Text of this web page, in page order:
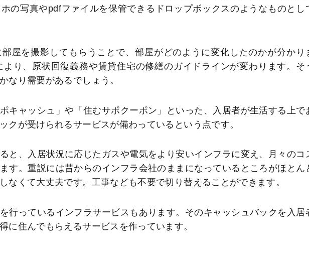
ホの写真やpdfファイルを保管できるドロップボックスのようなものとし
屋を撮影してもらうことで、部屋がどのように変化したのかが分かり
り、原状回復義務や賃貸住宅の修繕のガイドラインが変わります。そ
なり需要があるでしょう。
キャッシュ」や「住むサポクーポン」といった、入居者が生活する上で
クが受けられるサービスが備わっているという点です。
と、入居状況に応じたガスや電気をより安いインフラに変え、月々のコ
す。重説には昔からのインフラ会社のままになっているところがほとん
なくて大丈夫です。工事なども不要で切り替えることができます。
行っているインフラサービスもあります。そのキャッシュバックを入居
に住んでもらえるサービスを作っています。